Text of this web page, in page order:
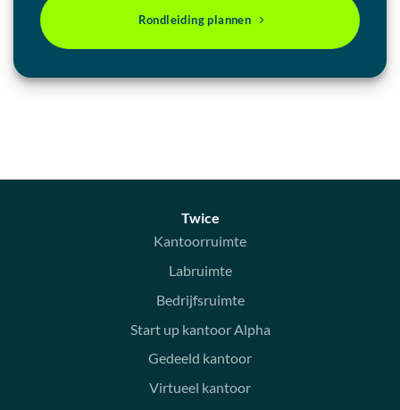
Rondleiding plannen
Twice
Kantoorruimte
Labruimte
Bedrijfsruimte
Start up kantoor Alpha
Gedeeld kantoor
Virtueel kantoor